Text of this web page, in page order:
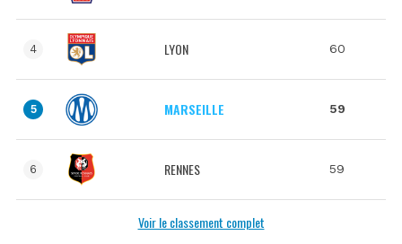
4 LYON 60
5 MARSEILLE 59
6 RENNES 59
Voir le classement complet